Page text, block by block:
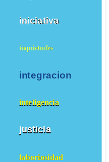
iniciativa
inquietudes
integracion
inteligencia
justicia
laboriosidad